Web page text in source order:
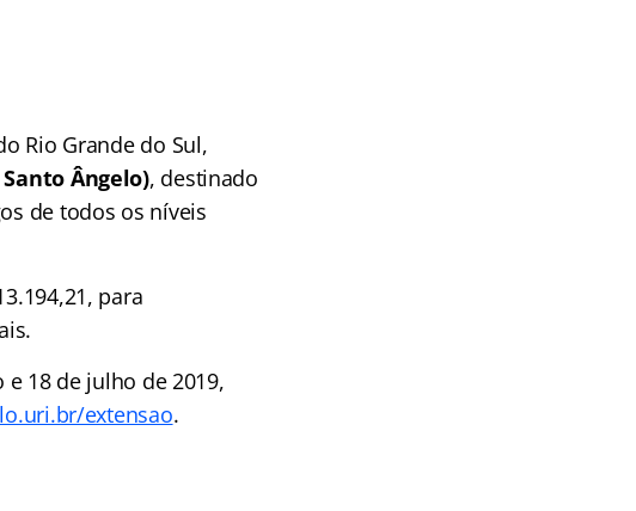
Rio Grande do Sul,
Ângelo), destinado
de todos os níveis
para
18 de julho de 2019,
extensao.